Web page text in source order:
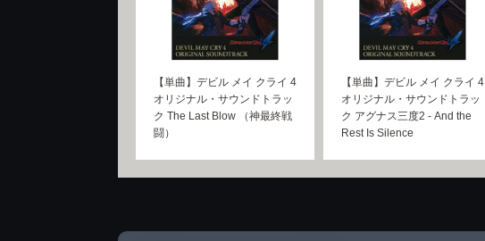
【単曲】デビル メイ クライ 4
オリジナル・サウンドトラッ
ク The Last Blow （神最終戦
闘）
【単曲】デビル メイ クライ 4
オリジナル・サウンドトラッ
ク アグナス三度2 - And the
Rest Is Silence